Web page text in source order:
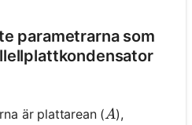
parametrarna som
är plattarean (A
A),